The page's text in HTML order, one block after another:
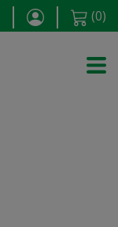
(0)